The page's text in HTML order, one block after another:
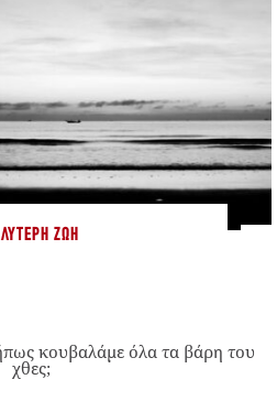
ΖΩΉ
κουβαλάμε όλα τα βάρη του
χθες;